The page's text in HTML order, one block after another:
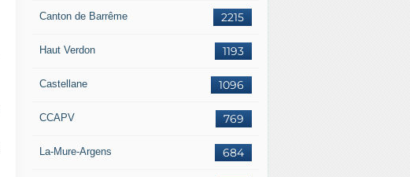
2215
Canton de Barrême
1193
Haut Verdon
1096
Castellane
769
CCAPV
684
La-Mure-Argens